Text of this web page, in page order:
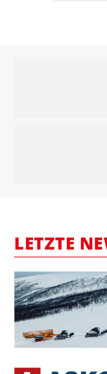
LETZTE